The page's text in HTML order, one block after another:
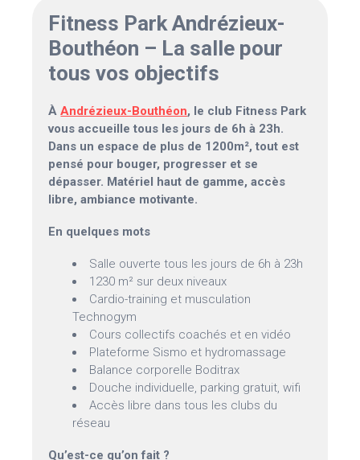
Fitness Park Andrézieux-
Bouthéon – La salle pour
tous vos objectifs
ÀAndrézieux-Bouthéon, le club Fitness Park
vous accueille tous les jours de 6h à 23h.
Dans un espace de plus de 1200m², tout est
pensé pour bouger, progresser et se
dépasser. Matériel haut de gamme, accès
libre, ambiance motivante.
En quelques mots
Salle ouverte tous les jours de 6h à 23h
1230 m² sur deux niveaux
Cardio-training et musculation
Technogym
Cours collectifs coachés et en vidéo
Plateforme Sismo et hydromassage
Balance corporelle Boditrax
Douche individuelle, parking gratuit, wifi
Accès libre dans tous les clubs du
réseau
Qu’est-ce qu’on fait ?